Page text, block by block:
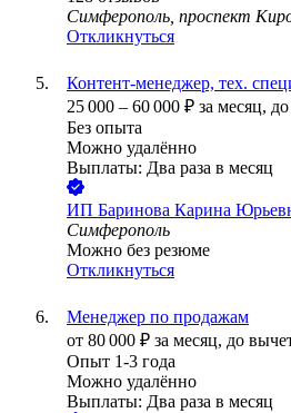
Симферополь, проспект
Откликнуться
Контент-менеджер, тех.
25 000 – 60 000 ₽ за месяц,
Без опыта
Можно удалённо
Выплаты: Два раза в месяц
ИП Баринова Карина
Симферополь
Можно без резюме
Откликнуться
Менеджер по продажам
от 80 000 ₽ за месяц, до
Опыт 1-3 года
Можно удалённо
Выплаты: Два раза в месяц